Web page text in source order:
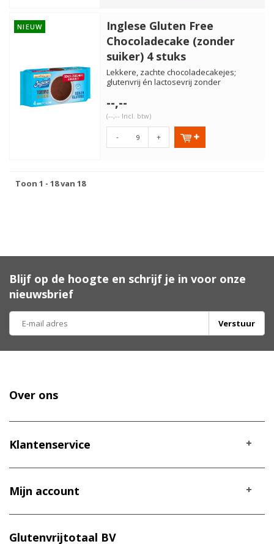
NIEUW
Inglese Gluten Free
Chocoladecake (zonder
suiker) 4 stuks
Lekkere, zachte chocoladecakejes;
glutenvrij én lactosevrij zonder
--,--
(--,-- Incl. btw)
- +
Toon 1 - 18 van 18
Blijf op de hoogte en schrijf je in voor onze
nieuwsbrief
Verstuur
Over ons
Klantenservice
Mijn account
Glutenvrijtotaal BV